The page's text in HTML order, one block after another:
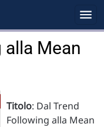
alla Mean
Titolo: Dal Trend
Following alla Mean